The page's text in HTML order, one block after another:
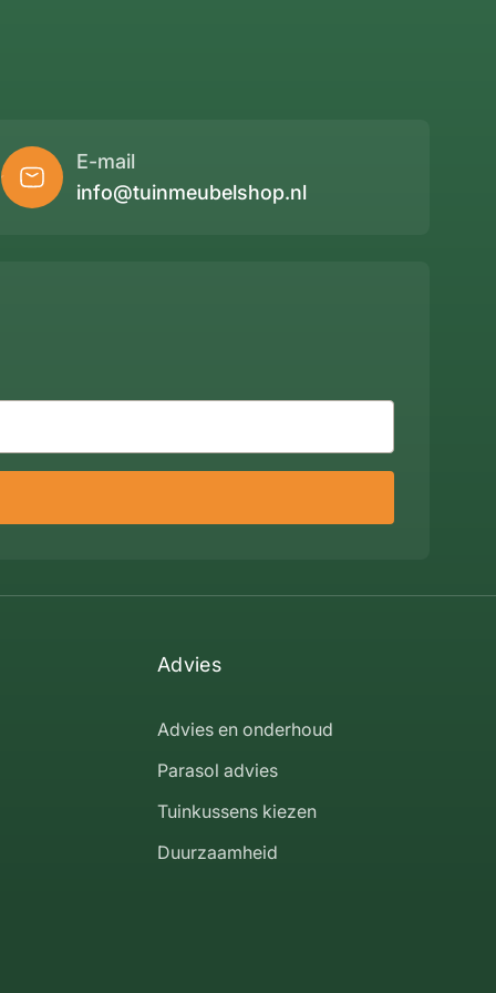
E-mail
info@tuinmeubelshop.nl
Advies
Advies en onderhoud
Parasol advies
Tuinkussens kiezen
Duurzaamheid